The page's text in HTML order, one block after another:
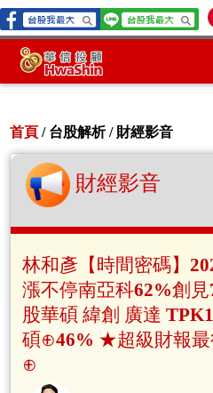
首頁 / 台股解析 / 財經影音
財經影音
林和彥【時間密碼】
漲不停南亞科62%創
股華碩 緯創 廣達
碩⊕46% ★超級財報
⊕